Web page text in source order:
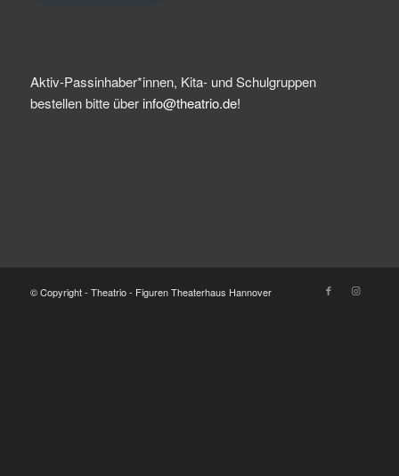
Aktiv-Passinhaber*innen, Kita- und Schulgruppen
bestellen bitte über info@theatrio.de!
© Copyright - Theatrio - Figuren Theaterhaus Hannover